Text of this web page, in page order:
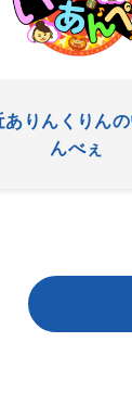
ありんくりん
んべぇ